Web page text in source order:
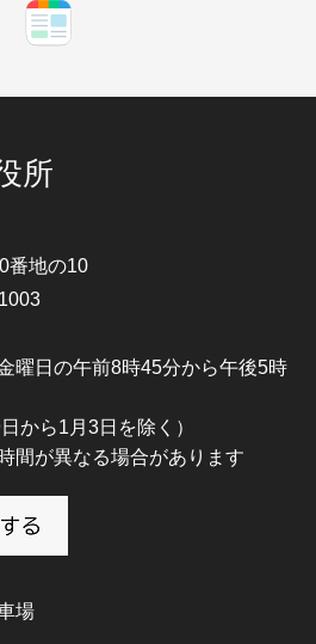
所
番地の10
曜日の午前8時45分から午後5時
から1月3日を除く）
間が異なる場合があります
場